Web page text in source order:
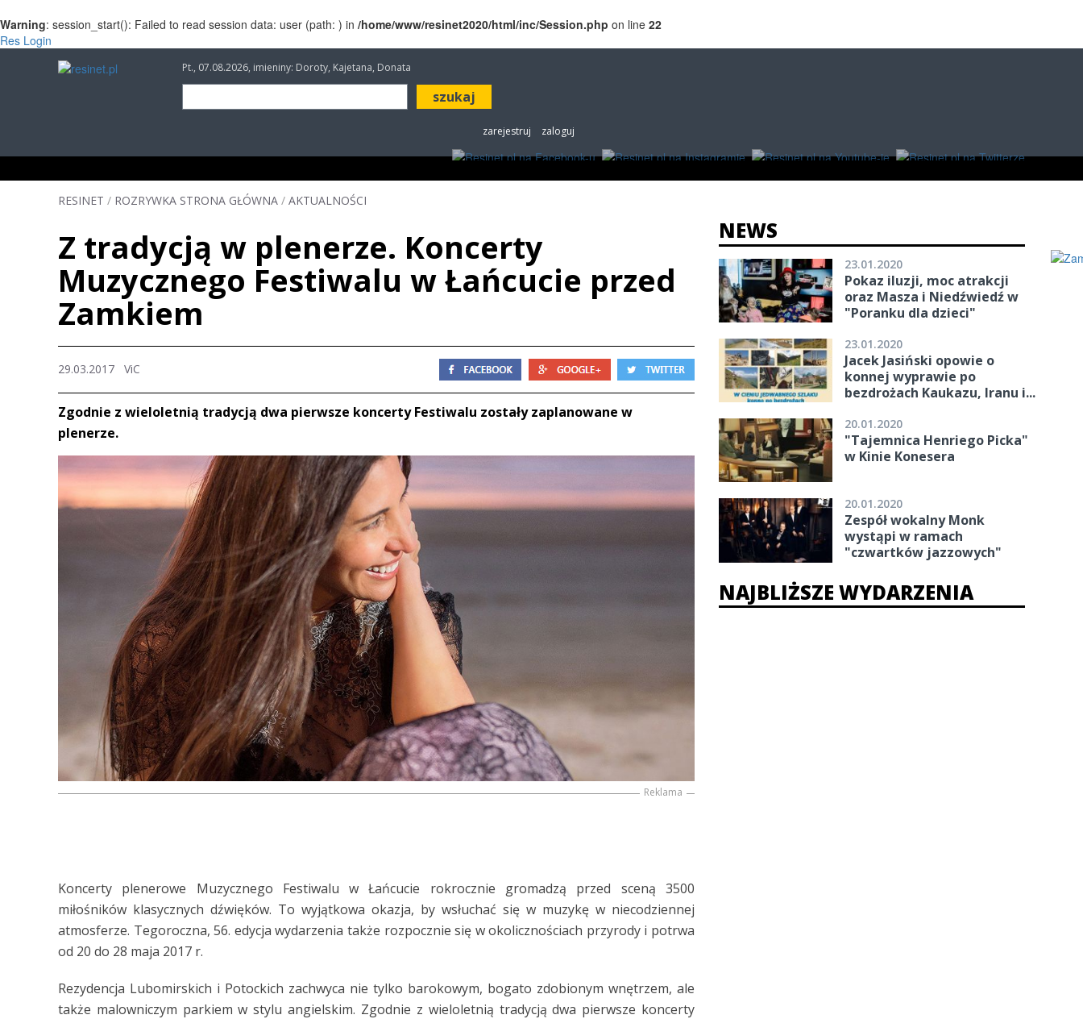
Warning: session_start(): Failed to read session data: user (path: ) in /home/www/resinet2020/html/inc/Session.php on line 22
Res Login
Pt., 07.08.2026, imieniny: Doroty, Kajetana, Donata
zarejestruj zaloguj
INFORMACJE INWESTYCJE IMPREZY
RESINET / ROZRYWKA STRONA GŁÓWNA / AKTUALNOŚCI
Z tradycją w plenerze. Koncerty
Muzycznego Festiwalu w Łańcucie przed
Zamkiem
29.03.2017 ViC
Zgodnie z wieloletnią tradycją dwa pierwsze koncerty Festiwalu zostały zaplanowane w
plenerze.
Reklama
Koncerty plenerowe Muzycznego Festiwalu w Łańcucie rokrocznie gromadzą przed sceną 3500
miłośników klasycznych dźwięków. To wyjątkowa okazja, by wsłuchać się w muzykę w niecodziennej
atmosferze. Tegoroczna, 56. edycja wydarzenia także rozpocznie się w okolicznościach przyrody i potrwa
od 20 do 28 maja 2017 r.
Rezydencja Lubomirskich i Potockich zachwyca nie tylko barokowym, bogato zdobionym wnętrzem, ale
także malowniczym parkiem w stylu angielskim. Zgodnie z wieloletnią tradycją dwa pierwsze koncerty
NEWS
23.01.2020
Pokaz iluzji, moc atrakcji
oraz Masza i Niedźwiedź w
"Poranku dla dzieci"
23.01.2020
Jacek Jasiński opowie o
konnej wyprawie po
bezdrożach Kaukazu, Iranu i...
20.01.2020
"Tajemnica Henriego Picka"
w Kinie Konesera
20.01.2020
Zespół wokalny Monk
wystąpi w ramach
"czwartków jazzowych"
NAJBLIŻSZE WYDARZENIA